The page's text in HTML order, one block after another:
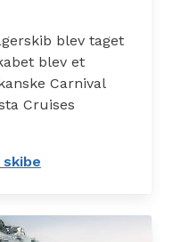
blev taget
blev et
Carnival
Cruises
Line